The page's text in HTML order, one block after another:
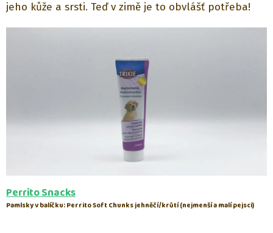
jeho kůže a srsti. Teď v zimě je to obvlášť potřeba!
Perrito Snacks
Pamlsky v balíčku: Perrito Soft Chunks jehněčí/krůtí(nejmenší a malí pejsci)